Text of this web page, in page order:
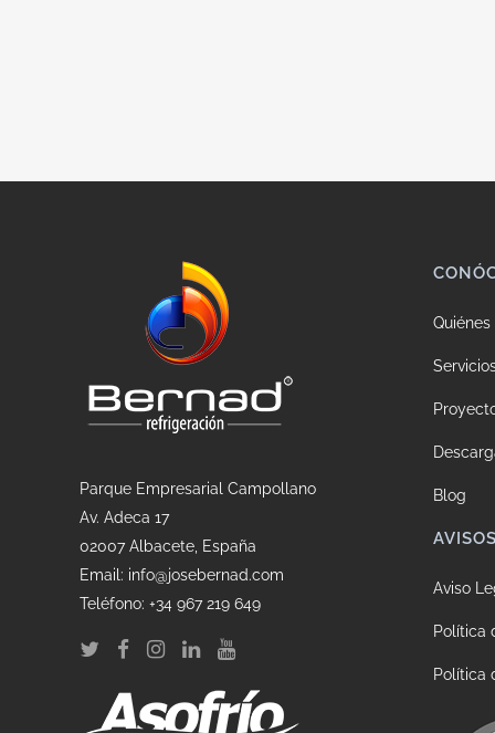
Parque Empresarial Campollano
Av. Adeca 17
02007 Albacete, España
Email: info@josebernad.com
Teléfono: +34 967 219 649
Blog
Aviso
Política
Política